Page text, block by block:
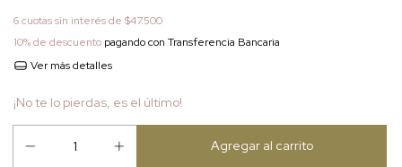
6cuotas sin interés de $47.500
10% de descuento pagando con Transferencia Bancaria
Ver más detalles
¡No te lo pierdas, es el último!